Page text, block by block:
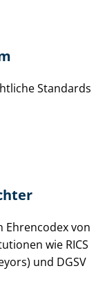
Standards
Ehrencodex von
wie RICS
und DGSV